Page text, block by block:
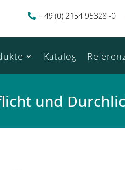
+ 49 (0) 2154 95328 -0
Katalog
und